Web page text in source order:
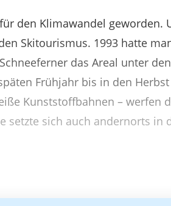
den Klimawandel geworden.
Skitourismus. 1993 hatte
das Areal unter
Frühjahr bis in den
Kunststoffbahnen – werfen
setzte sich auch andernorts in